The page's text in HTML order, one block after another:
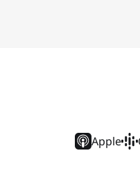
Apple